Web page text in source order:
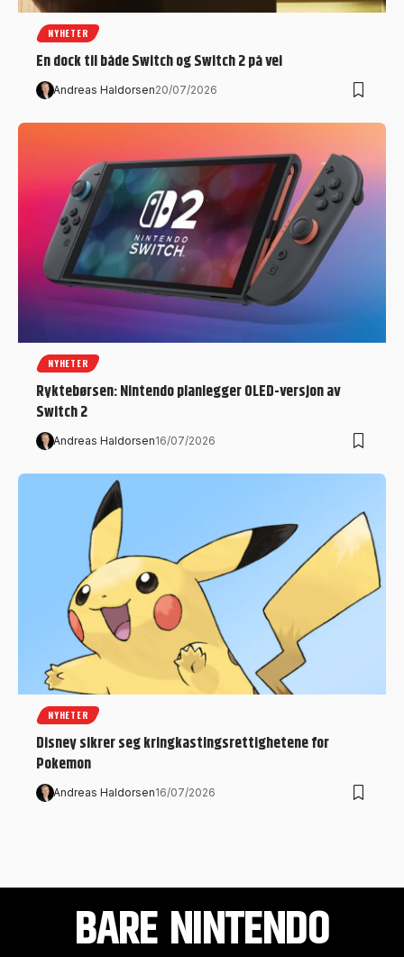
NYHETER
En dock til både Switch og Switch 2 på vei
Andreas Haldorsen20/07/2026
NYHETER
Ryktebørsen: Nintendo planlegger OLED-versjon av
Switch 2
Andreas Haldorsen16/07/2026
NYHETER
Disney sikrer seg kringkastingsrettighetene for
Pokemon
Andreas Haldorsen16/07/2026
BARE NINTENDO